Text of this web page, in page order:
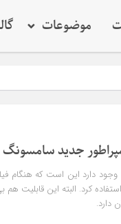
موضوعات
کرد. البته این قابلیت
دارد.